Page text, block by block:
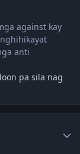
against kay
anti
pa sila nag